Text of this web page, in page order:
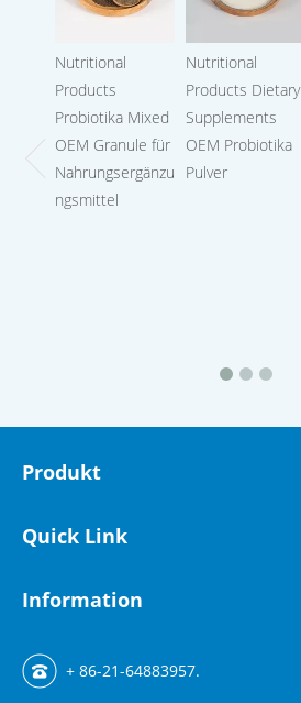
Nutritional
Products
Probiotika Mixed
OEM Granule für
Nahrungsergänzu
ngsmittel
Nutritional
Products Dietary
Supplements
OEM Probiotika
Pulver
Produkt
Quick Link
Information
+ 86-21-64883957.